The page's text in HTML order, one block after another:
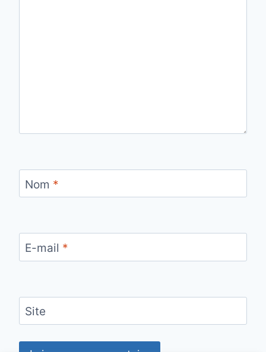
Nom *
E-mail *
Site